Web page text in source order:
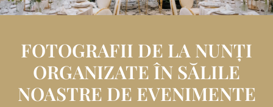
FOTOGRAFII DE LA NUNȚI
ORGANIZATE ÎN SĂLILE
NOASTRE DE EVENIMENTE